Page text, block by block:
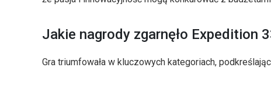
Jakie nagrody zgarnęło Expedition
Gra triumfowała w kluczowych kategoriach,